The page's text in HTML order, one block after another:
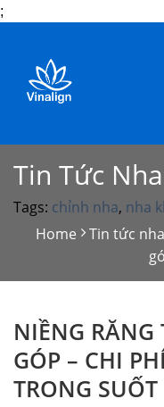
;
content
Tin Tức
Tags: chỉnh nha, nha
Home
Tin tức
NIỀNG RĂNG
GÓP – CHI
TRONG SUỐT